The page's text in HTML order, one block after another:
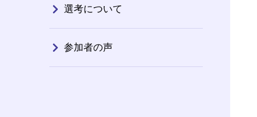
選考について
参加者の声